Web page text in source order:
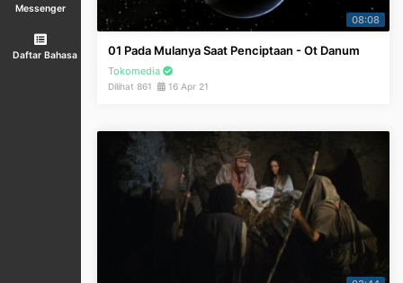
Messenger
Daftar Bahasa
08:08
01 Pada Mulanya Saat Penciptaan - Ot Danum
Tokomedia
Dilihat 861 16 Apr 21